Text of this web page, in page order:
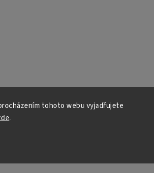
tohoto webu vyjadřujete
.